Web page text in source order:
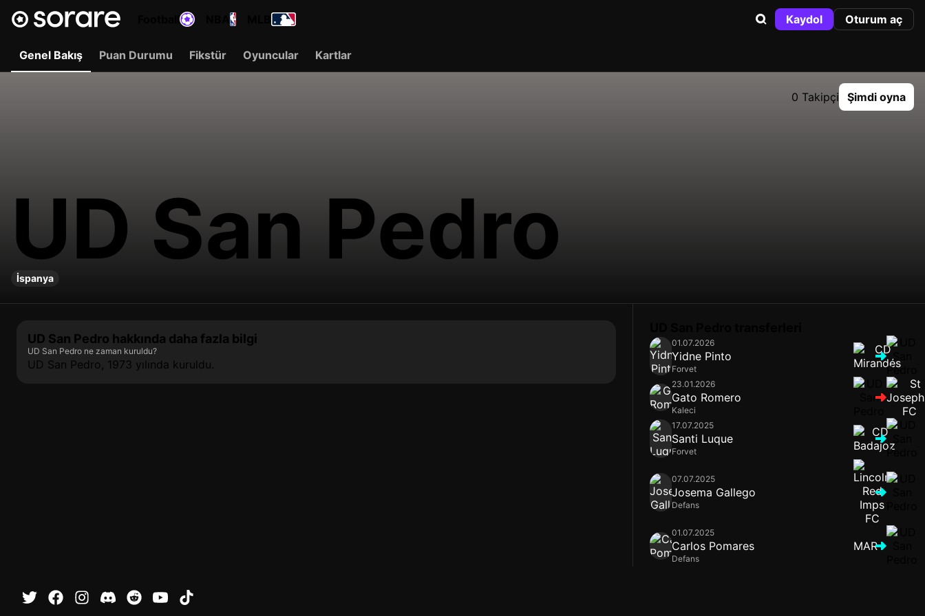
Kaydol Oturum aç
Genel Bakış Puan Durumu Fikstür Oyuncular Kartlar
0 Takipçi Şimdi oyna
UD San Pedro
İspanya
UD San Pedro hakkında daha fazla bilgi
UD San Pedro ne zaman kuruldu?
UD San Pedro, 1973 yılında kuruldu.
01.07.2026
Yidne Pinto
Forvet
23.01.2026
Gato Romero
Kaleci
17.07.2025
Santi Luque
Forvet
07.07.2025
Josema Gallego
Defans
01.07.2025
Carlos Pomares
Defans
MAR